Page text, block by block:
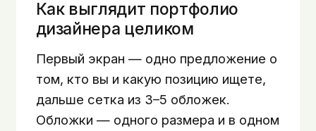
Как выглядит портфолио
дизайнера целиком
Первый экран — одно предложение о
том, кто вы и какую позицию ищете,
дальше сетка из 3–5 обложек.
Обложки — одного размера и в одном